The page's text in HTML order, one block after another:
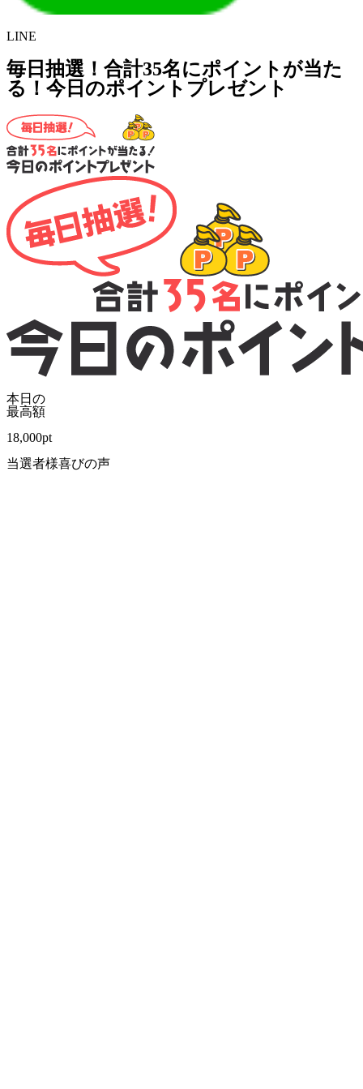
LINE
毎日抽選！合計35名にポイントが当た
る！今日のポイントプレゼント
本日の
最高額
18,000pt
当選者様喜びの声